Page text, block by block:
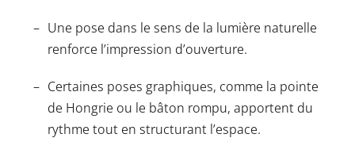
Une pose dans le sens de la lumière naturelle
renforce l’impression d’ouverture.
Certaines poses graphiques, comme la pointe
de Hongrie ou le bâton rompu, apportent du
rythme tout en structurant l’espace.